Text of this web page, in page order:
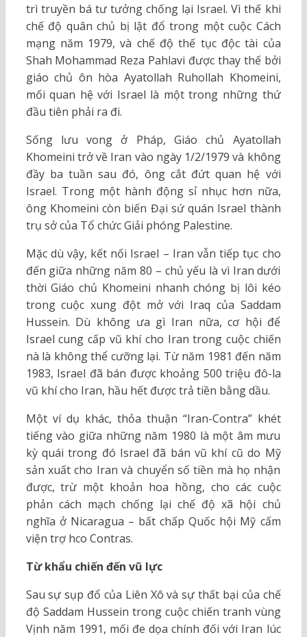
trì truyền bá tư tưởng chống lại Israel. Vì thế khi
chế độ quân chủ bị lật đổ trong một cuộc Cách
mạng năm 1979, và chế độ thế tục độc tài của
Shah Mohammad Reza Pahlavi được thay thế bởi
giáo chủ ôn hòa Ayatollah Ruhollah Khomeini,
mối quan hệ với Israel là một trong những thứ
đầu tiên phải ra đi.
Sống lưu vong ở Pháp, Giáo chủ Ayatollah
Khomeini trở về Iran vào ngày 1/2/1979 và không
đầy ba tuần sau đó, ông cắt đứt quan hệ với
Israel. Trong một hành động sỉ nhục hơn nữa,
ông Khomeini còn biến Đại sứ quán Israel thành
trụ sở của Tổ chức Giải phóng Palestine.
Mặc dù vậy, kết nối Israel – Iran vẫn tiếp tục cho
đến giữa những năm 80 – chủ yếu là vì Iran dưới
thời Giáo chủ Khomeini nhanh chóng bị lôi kéo
trong cuộc xung đột mở với Iraq của Saddam
Hussein. Dù không ưa gì Iran nữa, cơ hội để
Israel cung cấp vũ khí cho Iran trong cuộc chiến
nà là không thể cưỡng lại. Từ năm 1981 đến năm
1983, Israel đã bán được khoảng 500 triệu đô-la
vũ khí cho Iran, hầu hết được trả tiền bằng dầu.
Một ví dụ khác, thỏa thuận “Iran-Contra” khét
tiếng vào giữa những năm 1980 là một âm mưu
kỳ quái trong đó Israel đã bán vũ khí cũ do Mỹ
sản xuất cho Iran và chuyển số tiền mà họ nhận
được, trừ một khoản hoa hồng, cho các cuộc
phản cách mạch chống lại chế độ xã hội chủ
nghĩa ở Nicaragua – bất chấp Quốc hội Mỹ cấm
viện trợ hco Contras.
Từ khẩu chiến đến vũ lực
Sau sự sụp đổ của Liên Xô và sự thất bại của chế
độ Saddam Hussein trong cuộc chiến tranh vùng
Vịnh năm 1991, mối đe dọa chính đối với Iran lúc